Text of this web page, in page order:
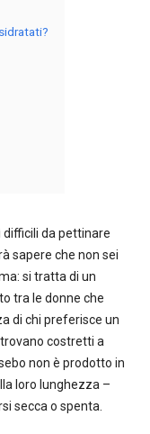
difficili da pettinare
sapere che non sei
si tratta di un
tra le donne che
di chi preferisce un
costretti a
non è prodotto in
loro lunghezza –
secca o spenta.